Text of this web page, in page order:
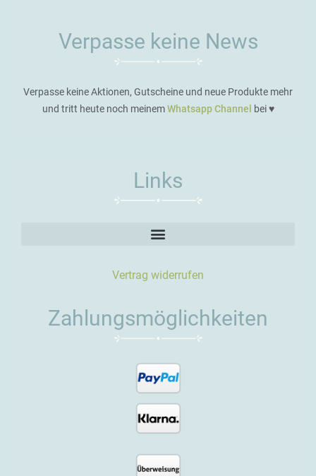
Verpasse keine News
Verpasse keine Aktionen, Gutscheine und neue Produkte mehr
und tritt heute noch meinemWhatsapp Channel bei ♥️
Links
Vertrag widerrufen
Zahlungsmöglichkeiten